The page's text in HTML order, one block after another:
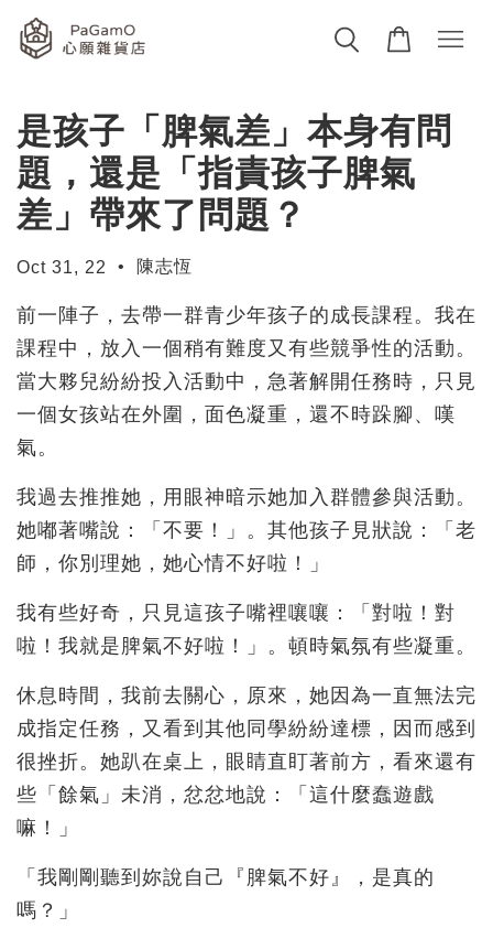
是孩子「脾氣差」本身有問
題，還是「指責孩子脾氣
差」帶來了問題？
Oct 31, 22 • 陳志恆
前一陣子，去帶一群青少年孩子的成長課程。我在
課程中，放入一個稍有難度又有些競爭性的活動。
當大夥兒紛紛投入活動中，急著解開任務時，只見
一個女孩站在外圍，面色凝重，還不時跺腳、嘆
氣。
我過去推推她，用眼神暗示她加入群體參與活動。
她嘟著嘴說：「不要！」。其他孩子見狀說：「老
師，你別理她，她心情不好啦！」
我有些好奇，只見這孩子嘴裡嚷嚷：「對啦！對
啦！我就是脾氣不好啦！」。頓時氣氛有些凝重。
休息時間，我前去關心，原來，她因為一直無法完
成指定任務，又看到其他同學紛紛達標，因而感到
很挫折。她趴在桌上，眼睛直盯著前方，看來還有
些「餘氣」未消，忿忿地說：「這什麼蠢遊戲
嘛！」
「我剛剛聽到妳說自己『脾氣不好』，是真的
嗎？」